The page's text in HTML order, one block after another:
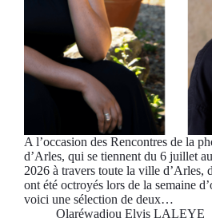
A l’occasion des Rencontres de la
d’Arles, qui se tiennent du 6 juillet
2026 à travers toute la ville d’Arles,
ont été octroyés lors de la semaine
voici une sélection de deux…
Olaréwadjou Elvis LALEYE